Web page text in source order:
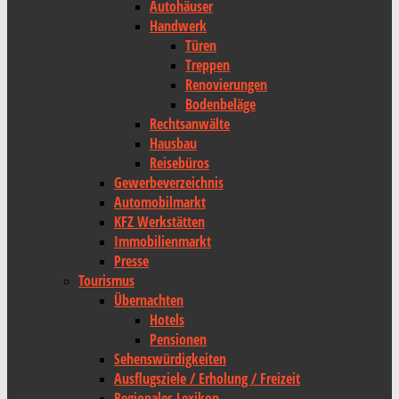
Autohäuser
Handwerk
Türen
Treppen
Renovierungen
Bodenbeläge
Rechtsanwälte
Hausbau
Reisebüros
Gewerbeverzeichnis
Automobilmarkt
KFZ Werkstätten
Immobilienmarkt
Presse
Tourismus
Übernachten
Hotels
Pensionen
Sehenswürdigkeiten
Ausflugsziele / Erholung / Freizeit